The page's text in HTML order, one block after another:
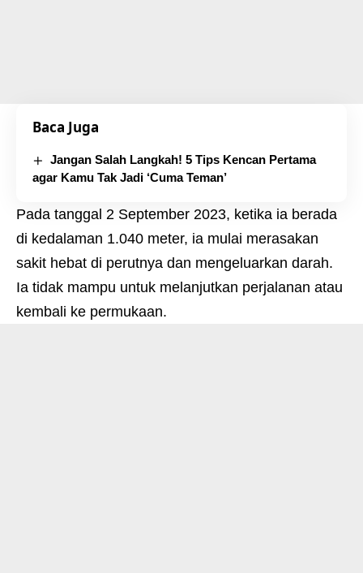
Baca Juga
Jangan Salah Langkah! 5 Tips Kencan Pertama
agar Kamu Tak Jadi ‘Cuma Teman’
Pada tanggal 2 September 2023, ketika ia berada
di kedalaman 1.040 meter, ia mulai merasakan
sakit hebat di perutnya dan mengeluarkan darah.
Ia tidak mampu untuk melanjutkan perjalanan atau
kembali ke permukaan.